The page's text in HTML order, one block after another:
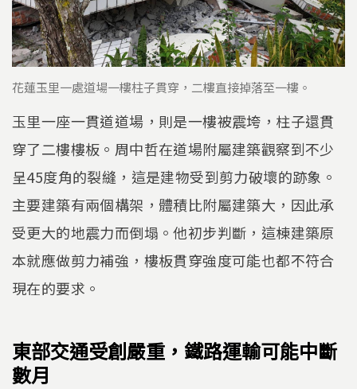
花蓮玉里一處道場一樓柱子貫穿，二樓直接掉落至一樓。
玉里一座一貫道道場，則是一樓被震垮，柱子還貫
穿了二樓樓板。周中哲在道場附屬建築觀察到不少
呈45度角的裂縫，這是建物受到剪力破壞的跡象。
主要建築有兩個構架，體積比附屬建築大，因此承
受更大的地震力而倒塌。他初步判斷，這棟建築原
本就應做剪力補強，樓板貫穿強度可能也都不符合
現在的要求。
東部交通受創嚴重，鐵路運輸可能中斷
數月